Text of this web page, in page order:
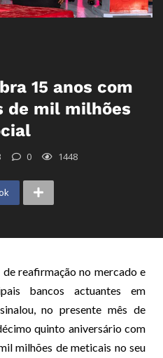
15 anos com
de mil milhões
0 1448
reafirmação no mercado e
bancos actuantes em
no presente mês de
quinto aniversário com
milhões de meticais no seu